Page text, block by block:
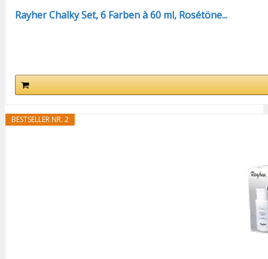
Rayher Chalky Set, 6 Farben à 60 ml, Rosétöne...
BESTSELLER NR. 2